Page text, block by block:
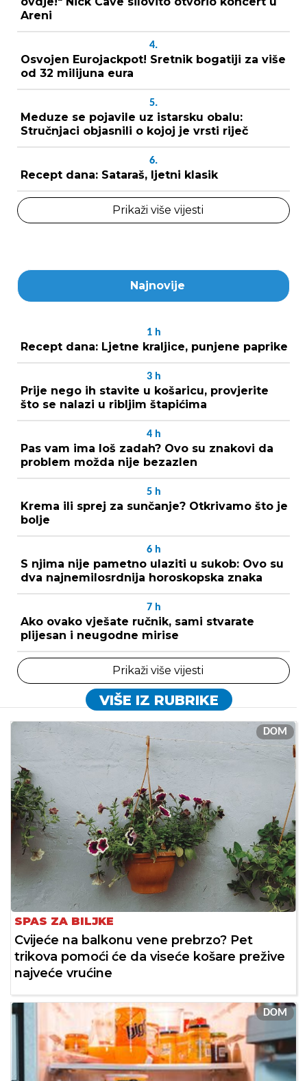
Areni
4.
Osvojen Eurojackpot! Sretnik bogatiji za više
od 32 milijuna eura
5.
Meduze se pojavile uz istarsku obalu:
Stručnjaci objasnili o kojoj je vrsti riječ
6.
Recept dana: Sataraš, ljetni klasik
Prikaži više vijesti
Najnovije
1 h
Recept dana: Ljetne kraljice, punjene paprike
3 h
Prije nego ih stavite u košaricu, provjerite
što se nalazi u ribljim štapićima
4 h
Pas vam ima loš zadah? Ovo su znakovi da
problem možda nije bezazlen
5 h
Krema ili sprej za sunčanje? Otkrivamo što je
bolje
6 h
S njima nije pametno ulaziti u sukob: Ovo su
dva najnemilosrdnija horoskopska znaka
7 h
Ako ovako vješate ručnik, sami stvarate
plijesan i neugodne mirise
Prikaži više vijesti
VIŠE IZ RUBRIKE
DOM
SPAS ZA BILJKE
Cvijeće na balkonu vene prebrzo? Pet
trikova pomoći će da viseće košare prežive
najveće vrućine
DOM